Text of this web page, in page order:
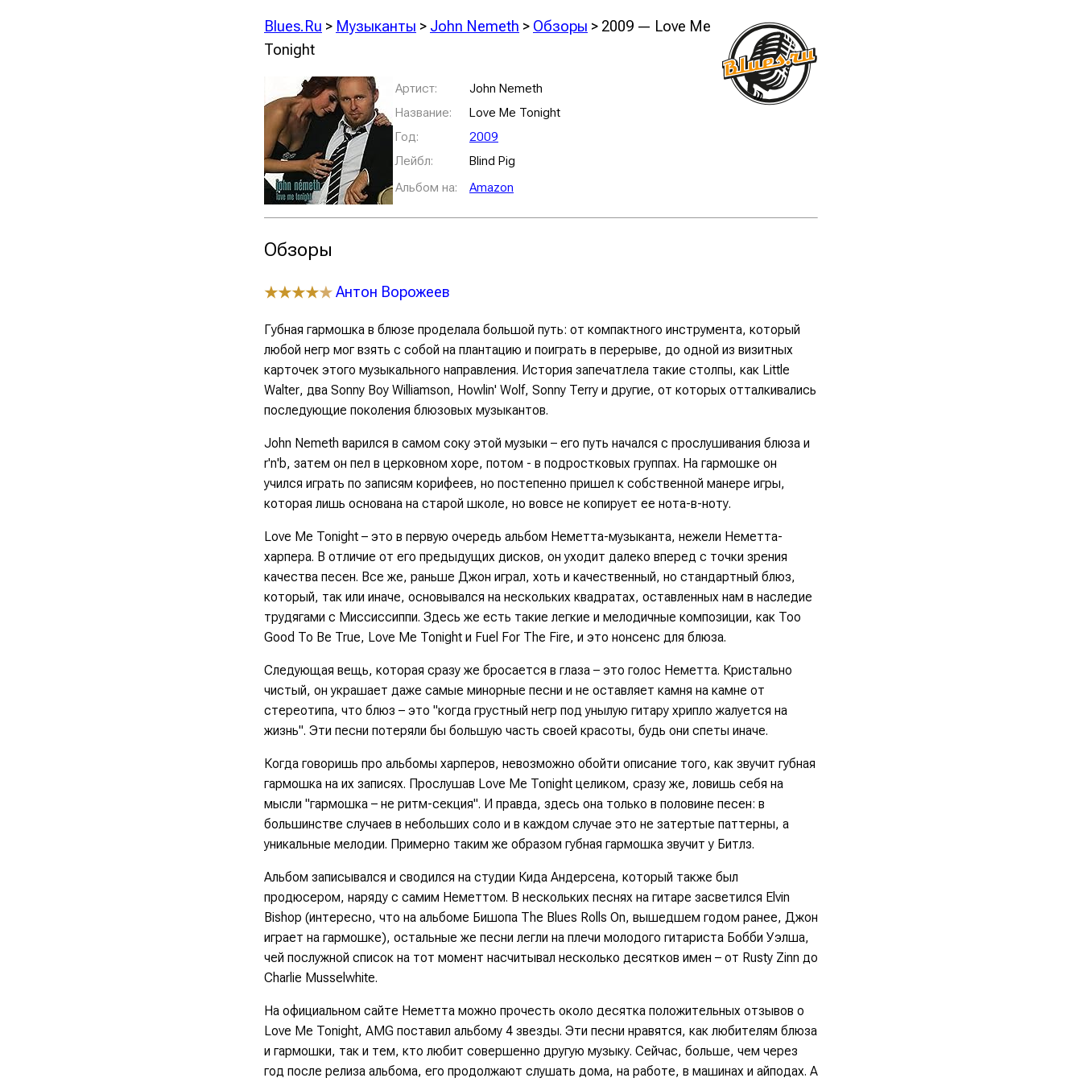
Blues.Ru > Музыканты > John Nemeth > Обзоры > 2009 — Love Me
Tonight
Артист:
John Nemeth
Название:
Love Me Tonight
Год:
2009
Лейбл:
Blind Pig
Альбом на:
Amazon
Обзоры
★★★★★Антон Ворожеев
Губная гармошка в блюзе проделала большой путь: от компактного инструмента, который
любой негр мог взять с собой на плантацию и поиграть в перерыве, до одной из визитных
карточек этого музыкального направления. История запечатлела такие столпы, как Little
Walter, два Sonny Boy Williamson, Howlin' Wolf, Sonny Terry и другие, от которых отталкивались
последующие поколения блюзовых музыкантов.
John Nemeth варился в самом соку этой музыки – его путь начался с прослушивания блюза и
r'n'b, затем он пел в церковном хоре, потом - в подростковых группах. На гармошке он
учился играть по записям корифеев, но постепенно пришел к собственной манере игры,
которая лишь основана на старой школе, но вовсе не копирует ее нота-в-ноту.
Love Me Tonight – это в первую очередь альбом Неметта-музыканта, нежели Неметта-
харпера. В отличие от его предыдущих дисков, он уходит далеко вперед с точки зрения
качества песен. Все же, раньше Джон играл, хоть и качественный, но стандартный блюз,
который, так или иначе, основывался на нескольких квадратах, оставленных нам в наследие
трудягами с Миссиссиппи. Здесь же есть такие легкие и мелодичные композиции, как Too
Good To Be True, Love Me Tonight и Fuel For The Fire, и это нонсенс для блюза.
Следующая вещь, которая сразу же бросается в глаза – это голос Неметта. Кристально
чистый, он украшает даже самые минорные песни и не оставляет камня на камне от
стереотипа, что блюз – это "когда грустный негр под унылую гитару хрипло жалуется на
жизнь". Эти песни потеряли бы большую часть своей красоты, будь они спеты иначе.
Когда говоришь про альбомы харперов, невозможно обойти описание того, как звучит губная
гармошка на их записях. Прослушав Love Me Tonight целиком, сразу же, ловишь себя на
мысли "гармошка – не ритм-секция". И правда, здесь она только в половине песен: в
большинстве случаев в небольших соло и в каждом случае это не затертые паттерны, а
уникальные мелодии. Примерно таким же образом губная гармошка звучит у Битлз.
Альбом записывался и сводился на студии Кида Андерсена, который также был
продюсером, наряду с самим Неметтом. В нескольких песнях на гитаре засветился Elvin
Bishop (интересно, что на альбоме Бишопа The Blues Rolls On, вышедшем годом ранее, Джон
играет на гармошке), остальные же песни легли на плечи молодого гитариста Бобби Уэлша,
чей послужной список на тот момент насчитывал несколько десятков имен – от Rusty Zinn до
Charlie Musselwhite.
На официальном сайте Неметта можно прочесть около десятка положительных отзывов о
Love Me Tonight, AMG поставил альбому 4 звезды. Эти песни нравятся, как любителям блюза
и гармошки, так и тем, кто любит совершенно другую музыку. Сейчас, больше, чем через
год после релиза альбома, его продолжают слушать дома, на работе, в машинах и айподах. А